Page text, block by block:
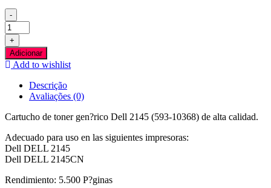
-
Quantidade
de
Dell
2145
Preto
Compativel
+
Adicionar
Add to wishlist
Descrição
Avaliações (0)
Cartucho de toner gen?rico Dell 2145 (593-10368) de alta calidad.
Adecuado para uso en las siguientes impresoras:
Dell DELL 2145
Dell DELL 2145CN
Rendimiento: 5.500 P?ginas